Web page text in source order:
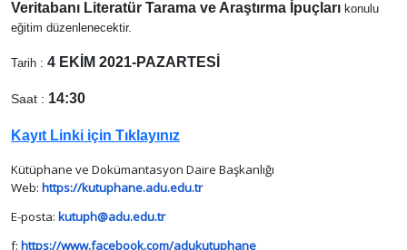
Veritabanı Literatür Tarama ve Araştırma İpuçları konulu
eğitim düzenlenecektir.
Tarih : 4 EKİM 2021-PAZARTESİ
Saat : 14:30
Kayıt Linki için Tıklayınız
Kütüphane ve Dokümantasyon Daire Başkanlığı
Web: https://kutuphane.adu.edu.tr
E-posta: kutuph@adu.edu.tr
f: https://www.facebook.com/adukutuphane